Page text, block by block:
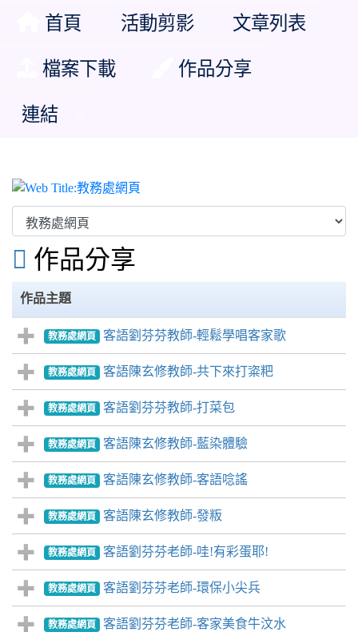
首頁 活動剪影 文章列表
檔案下載 作品分享
連結
 作品分享
作品主題
教務處網頁 客語劉芬芬教師-輕鬆學唱客家歌
教務處網頁 客語陳玄修教師-共下來打粢粑
教務處網頁 客語劉芬芬教師-打菜包
教務處網頁 客語陳玄修教師-藍染體驗
教務處網頁 客語陳玄修教師-客語唸謠
教務處網頁 客語陳玄修教師-發粄
教務處網頁 客語劉芬芬老師-哇!有彩蛋耶!
教務處網頁 客語劉芬芬老師-環保小尖兵
教務處網頁 客語劉芬芬老師-客家美食牛汶水